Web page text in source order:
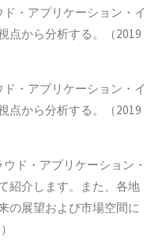
・アプリケーション・イ
点から分析する。（2019
・アプリケーション・イ
点から分析する。（2019
ド・アプリケーション・
紹介します。また、各地
の展望および市場空間に